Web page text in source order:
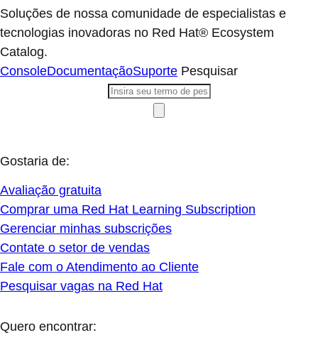
Soluções de nossa comunidade de especialistas e
tecnologias inovadoras no Red Hat® Ecosystem
Catalog.
ConsoleDocumentaçãoSuporte Pesquisar
Gostaria de:
Avaliação gratuita
Comprar uma Red Hat Learning Subscription
Gerenciar minhas subscrições
Contate o setor de vendas
Fale com o Atendimento ao Cliente
Pesquisar vagas na Red Hat
Quero encontrar: